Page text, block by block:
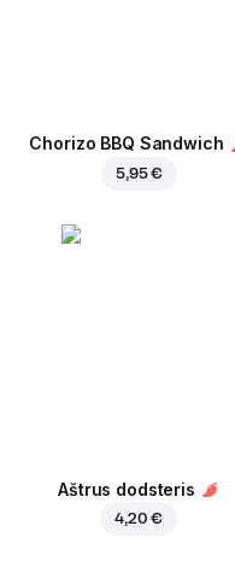
Chorizo BBQ Sandwich
5,95 €
Aštrus dodsteris
4,20 €